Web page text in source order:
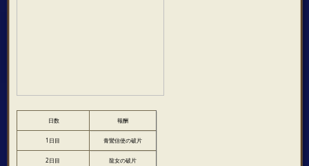
日数 報酬
1日目 青鸞信使の破片
2日目 龍女の破片